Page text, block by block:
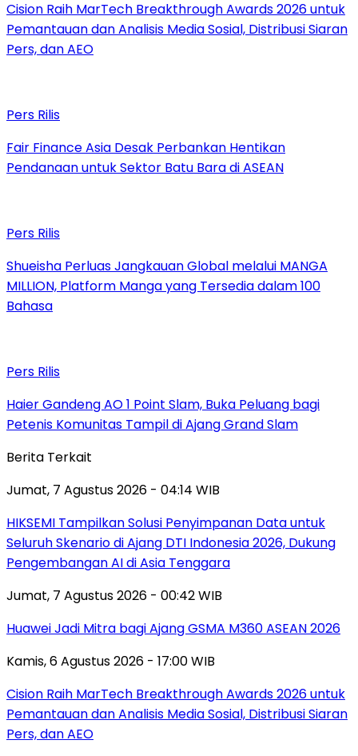
Cision Raih MarTech Breakthrough Awards 2026 untuk
Pemantauan dan Analisis Media Sosial, Distribusi Siaran
Pers, dan AEO
Pers Rilis
Fair Finance Asia Desak Perbankan Hentikan
Pendanaan untuk Sektor Batu Bara di ASEAN
Pers Rilis
Shueisha Perluas Jangkauan Global melalui MANGA
MILLION, Platform Manga yang Tersedia dalam 100
Bahasa
Pers Rilis
Haier Gandeng AO 1 Point Slam, Buka Peluang bagi
Petenis Komunitas Tampil di Ajang Grand Slam
Berita Terkait
Jumat, 7 Agustus 2026 - 04:14 WIB
HIKSEMI Tampilkan Solusi Penyimpanan Data untuk
Seluruh Skenario di Ajang DTI Indonesia 2026, Dukung
Pengembangan AI di Asia Tenggara
Jumat, 7 Agustus 2026 - 00:42 WIB
Huawei Jadi Mitra bagi Ajang GSMA M360 ASEAN 2026
Kamis, 6 Agustus 2026 - 17:00 WIB
Cision Raih MarTech Breakthrough Awards 2026 untuk
Pemantauan dan Analisis Media Sosial, Distribusi Siaran
Pers, dan AEO